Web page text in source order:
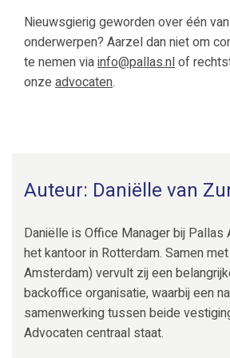
Nieuwsgierig geworden over één
onderwerpen? Aarzel dan niet om
te nemen viainfo@pallas.nlof
onzeadvocaten.
Auteur: Daniëlle van
Daniëlle is Office Manager bij Pallas
het kantoor in Rotterdam. Samen
Amsterdam) vervult zij een
backoffice organisatie, waarbij een
samenwerking tussen beide
Advocaten centraal staat.